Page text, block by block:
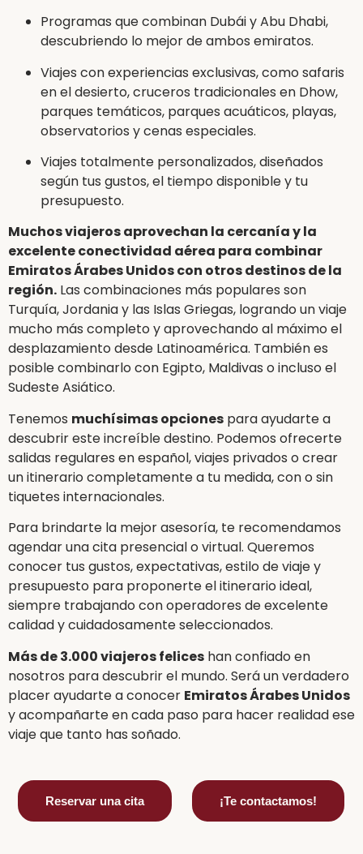
Programas que combinan Dubái y Abu Dhabi,
descubriendo lo mejor de ambos emiratos.
Viajes con experiencias exclusivas, como safaris
en el desierto, cruceros tradicionales en Dhow,
parques temáticos, parques acuáticos, playas,
observatorios y cenas especiales.
Viajes totalmente personalizados, diseñados
según tus gustos, el tiempo disponible y tu
presupuesto.
Muchos viajeros aprovechan la cercanía y la
excelente conectividad aérea para combinar
Emiratos Árabes Unidos con otros destinos de la
región. Las combinaciones más populares son
Turquía, Jordania y las Islas Griegas, logrando un viaje
mucho más completo y aprovechando al máximo el
desplazamiento desde Latinoamérica. También es
posible combinarlo con Egipto, Maldivas o incluso el
Sudeste Asiático.
Tenemos muchísimas opciones para ayudarte a
descubrir este increíble destino. Podemos ofrecerte
salidas regulares en español, viajes privados o crear
un itinerario completamente a tu medida, con o sin
tiquetes internacionales.
Para brindarte la mejor asesoría, te recomendamos
agendar una cita presencial o virtual. Queremos
conocer tus gustos, expectativas, estilo de viaje y
presupuesto para proponerte el itinerario ideal,
siempre trabajando con operadores de excelente
calidad y cuidadosamente seleccionados.
Más de 3.000 viajeros felices han confiado en
nosotros para descubrir el mundo. Será un verdadero
placer ayudarte a conocer Emiratos Árabes Unidos
y acompañarte en cada paso para hacer realidad ese
viaje que tanto has soñado.
Reservar una cita ¡Te contactamos!